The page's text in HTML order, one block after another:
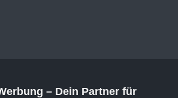
– Dein Partner für